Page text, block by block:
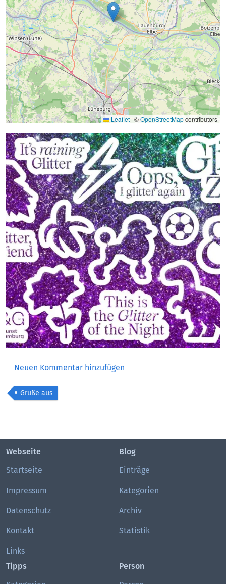
Leaflet | ©OpenStreetMapcontributors
Bilder
Neuen Kommentar hinzufügen
Grüße aus
Webseite
Startseite
Impressum
Datenschutz
Kontakt
Links
Blog
Einträge
Kategorien
Archiv
Statistik
Tipps
Person